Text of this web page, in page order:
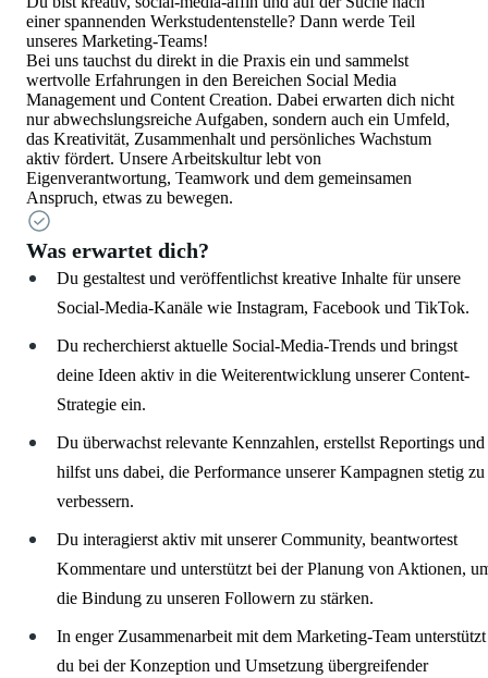
einer spannenden Werkstudentenstelle? Dann werde Teil
unseres Marketing-Teams!
Bei uns tauchst du direkt in die Praxis ein und sammelst
wertvolle Erfahrungen in den Bereichen Social Media
Management und Content Creation. Dabei erwarten dich nicht
nur abwechslungsreiche Aufgaben, sondern auch ein Umfeld,
das Kreativität, Zusammenhalt und persönliches Wachstum
aktiv fördert. Unsere Arbeitskultur lebt von
Eigenverantwortung, Teamwork und dem gemeinsamen
Anspruch, etwas zu bewegen.
Was erwartet dich?
Du gestaltest und veröffentlichst kreative Inhalte für unsere
Social-Media-Kanäle wie Instagram, Facebook und TikTok.
Du recherchierst aktuelle Social-Media-Trends und bringst
deine Ideen aktiv in die Weiterentwicklung unserer Content-
Strategie ein.
Du überwachst relevante Kennzahlen, erstellst Reportings und
hilfst uns dabei, die Performance unserer Kampagnen stetig zu
verbessern.
Du interagierst aktiv mit unserer Community, beantwortest
Kommentare und unterstützt bei der Planung von Aktionen,
die Bindung zu unseren Followern zu stärken.
In enger Zusammenarbeit mit dem Marketing-Team unterstützt
du bei der Konzeption und Umsetzung übergreifender